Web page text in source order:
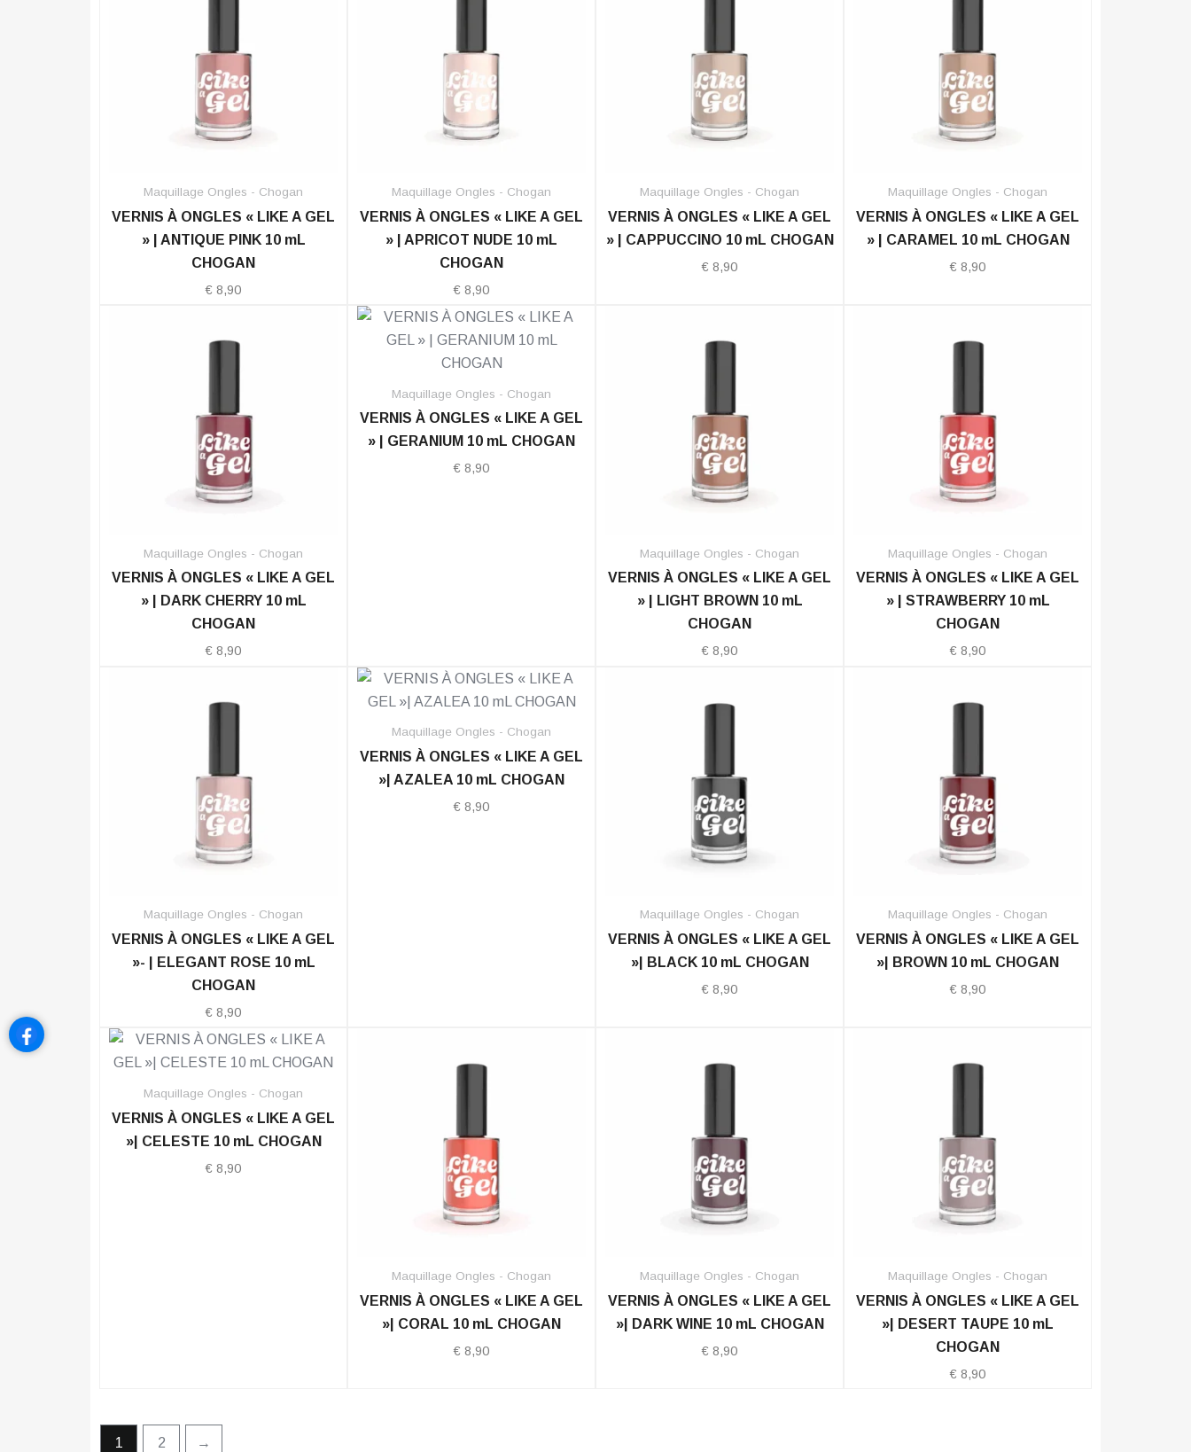
Maquillage Ongles - Chogan
VERNIS À ONGLES « LIKE A GEL
» | ANTIQUE PINK 10 mL
CHOGAN
€ 8,90
Maquillage Ongles - Chogan
VERNIS À ONGLES « LIKE A GEL
» | APRICOT NUDE 10 mL
CHOGAN
€ 8,90
Maquillage Ongles - Chogan
VERNIS À ONGLES « LIKE A GEL
» | CAPPUCCINO 10 mL CHOGAN
€ 8,90
Maquillage Ongles - Chogan
VERNIS À ONGLES « LIKE A GEL
» | CARAMEL 10 mL CHOGAN
€ 8,90
Maquillage Ongles - Chogan
VERNIS À ONGLES « LIKE A GEL
» | DARK CHERRY 10 mL
CHOGAN
€ 8,90
Maquillage Ongles - Chogan
VERNIS À ONGLES « LIKE A GEL
» | GERANIUM 10 mL CHOGAN
€ 8,90
Maquillage Ongles - Chogan
VERNIS À ONGLES « LIKE A GEL
» | LIGHT BROWN 10 mL
CHOGAN
€ 8,90
Maquillage Ongles - Chogan
VERNIS À ONGLES « LIKE A GEL
» | STRAWBERRY 10 mL
CHOGAN
€ 8,90
Maquillage Ongles - Chogan
VERNIS À ONGLES « LIKE A GEL
»- | ELEGANT ROSE 10 mL
CHOGAN
€ 8,90
Maquillage Ongles - Chogan
VERNIS À ONGLES « LIKE A GEL
»| AZALEA 10 mL CHOGAN
€ 8,90
Maquillage Ongles - Chogan
VERNIS À ONGLES « LIKE A GEL
»| BLACK 10 mL CHOGAN
€ 8,90
Maquillage Ongles - Chogan
VERNIS À ONGLES « LIKE A GEL
»| BROWN 10 mL CHOGAN
€ 8,90
Maquillage Ongles - Chogan
VERNIS À ONGLES « LIKE A GEL
»| CELESTE 10 mL CHOGAN
€ 8,90
Maquillage Ongles - Chogan
VERNIS À ONGLES « LIKE A GEL
»| CORAL 10 mL CHOGAN
€ 8,90
Maquillage Ongles - Chogan
VERNIS À ONGLES « LIKE A GEL
»| DARK WINE 10 mL CHOGAN
€ 8,90
Maquillage Ongles - Chogan
VERNIS À ONGLES « LIKE A GEL
»| DESERT TAUPE 10 mL
CHOGAN
€ 8,90
1 2 →